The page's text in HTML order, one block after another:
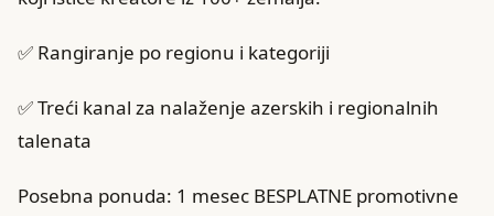
✅ Rangiranje po regionu i kategoriji
✅ Treći kanal za nalaženje azerskih i regionalnih
talenata
Posebna ponuda: 1 mesec BESPLATNE promotivne